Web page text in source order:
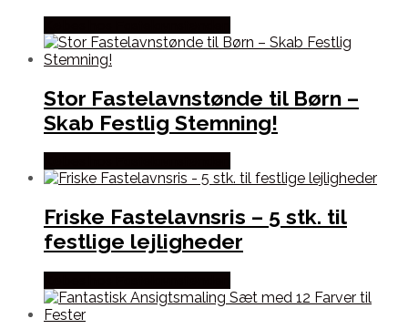
Stor Fastelavnstønde til Børn –
Skab Festlig Stemning!
Friske Fastelavnsris – 5 stk. til
festlige lejligheder